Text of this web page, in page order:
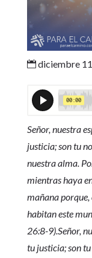
diciembre
Señor, nuestra
justicia; son tu
nuestra alma.
mientras haya
mañana porque,
habitan este
26:8-9).Señor,
tu justicia; son